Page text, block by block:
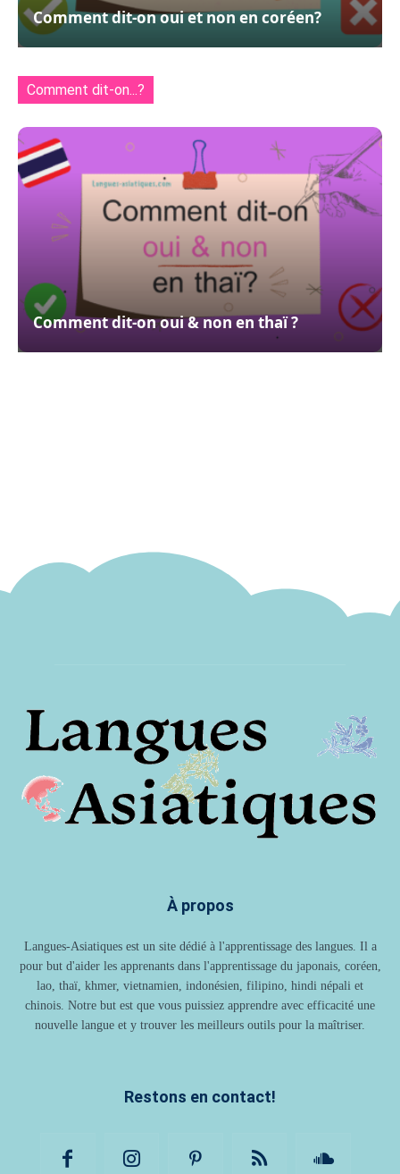
Comment dit-on oui et non en coréen?
Comment dit-on...?
Comment dit-on oui & non en thaï ?
À propos
Langues-Asiatiques est un site dédié à l'apprentissage des langues. Il a
pour but d'aider les apprenants dans l'apprentissage du japonais, coréen,
lao, thaï, khmer, vietnamien, indonésien, filipino, hindi népali et
chinois. Notre but est que vous puissiez apprendre avec efficacité une
nouvelle langue et y trouver les meilleurs outils pour la maîtriser.
Restons en contact!